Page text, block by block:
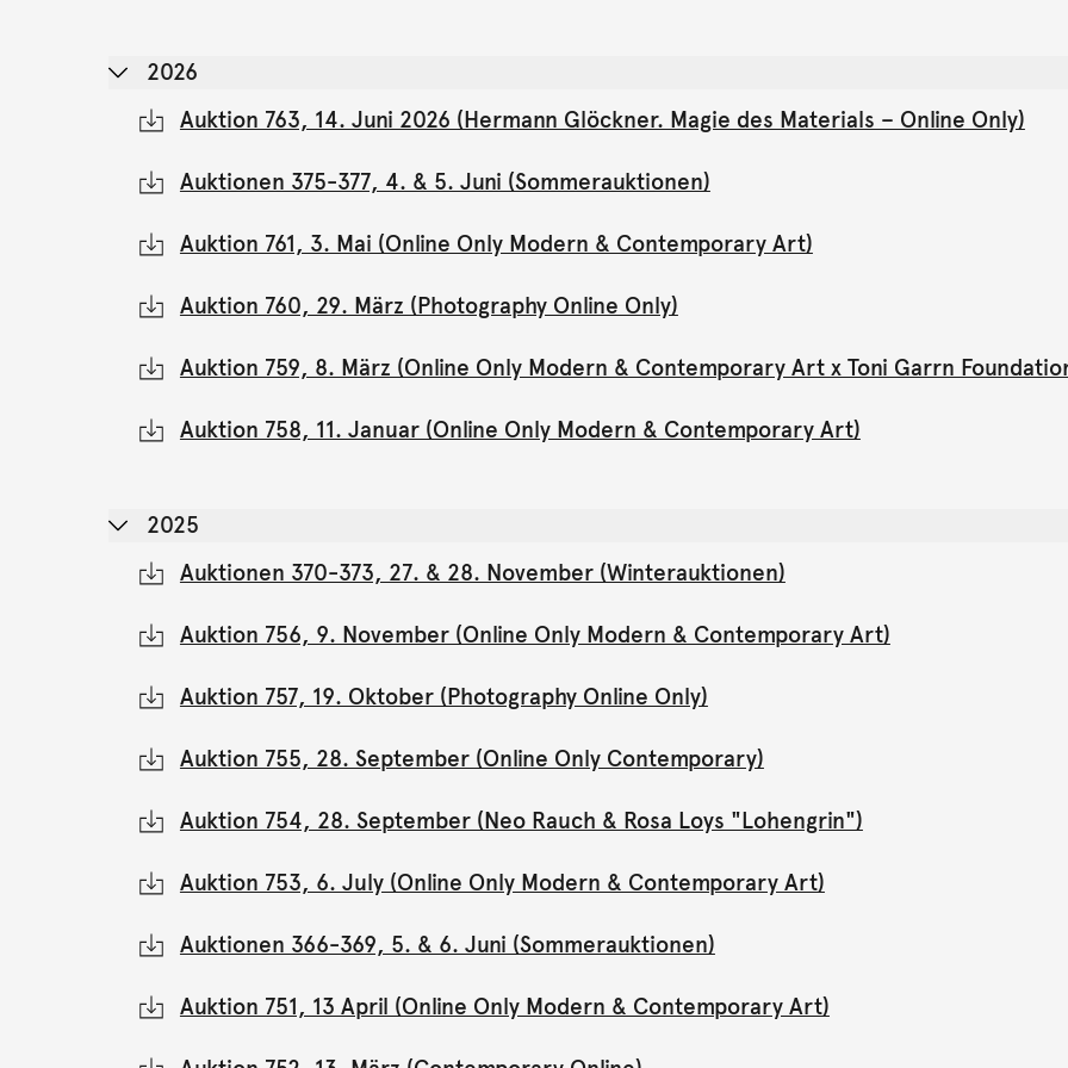
2026
Auktion 763, 14. Juni 2026 (Hermann Glöckner. Magie des Materials – Online Only)
Auktionen 375-377, 4. & 5. Juni (Sommerauktionen)
Auktion 761, 3. Mai (Online Only Modern & Contemporary Art)
Auktion 760, 29. März (Photography Online Only)
Auktion 759, 8. März (Online Only Modern & Contemporary Art x Toni Garrn
Auktion 758, 11. Januar (Online Only Modern & Contemporary Art)
2025
Auktionen 370-373, 27. & 28. November (Winterauktionen)
Auktion 756, 9. November (Online Only Modern & Contemporary Art)
Auktion 757, 19. Oktober (Photography Online Only)
Auktion 755, 28. September (Online Only Contemporary)
Auktion 754, 28. September (Neo Rauch & Rosa Loys "Lohengrin")
Auktion 753, 6. July (Online Only Modern & Contemporary Art)
Auktionen 366-369, 5. & 6. Juni (Sommerauktionen)
Auktion 751, 13 April (Online Only Modern & Contemporary Art)